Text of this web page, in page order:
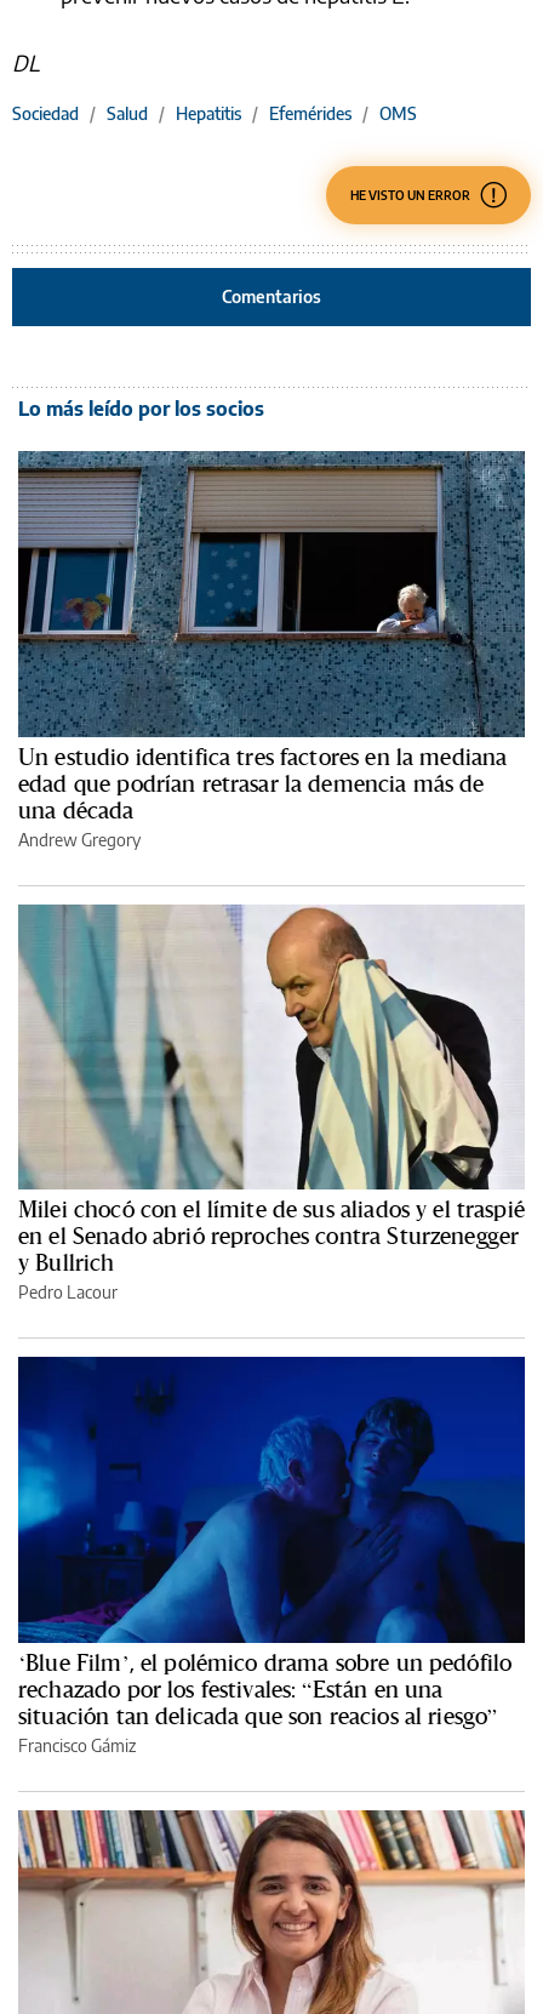
DL
Sociedad / Salud / Hepatitis / Efemérides / OMS
HE VISTO UN ERROR
Comentarios
Lo más leído por los socios
Un estudio identifica tres factores en la mediana
edad que podrían retrasar la demencia más de
una década
Andrew Gregory
Milei chocó con el límite de sus aliados y el traspié
en el Senado abrió reproches contra Sturzenegger
y Bullrich
Pedro Lacour
‘Blue Film’, el polémico drama sobre un pedófilo
rechazado por los festivales: “Están en una
situación tan delicada que son reacios al riesgo”
Francisco Gámiz